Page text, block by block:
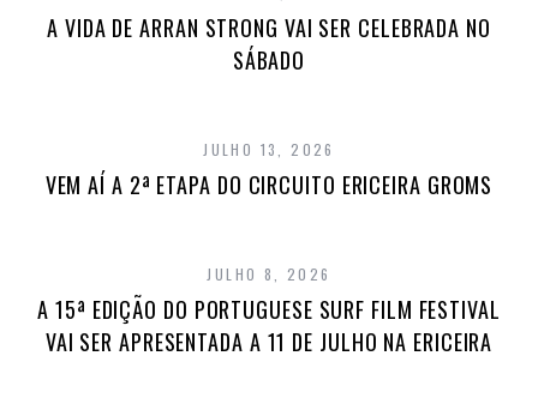
A VIDA DE ARRAN STRONG VAI SER CELEBRADA NO
SÁBADO
JULHO 13, 2026
VEM AÍ A 2ª ETAPA DO CIRCUITO ERICEIRA GROMS
JULHO 8, 2026
A 15ª EDIÇÃO DO PORTUGUESE SURF FILM FESTIVAL
VAI SER APRESENTADA A 11 DE JULHO NA ERICEIRA